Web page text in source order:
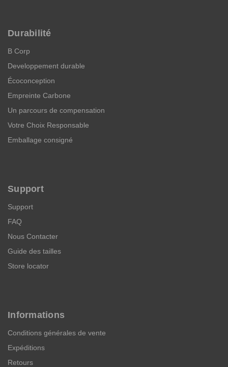
Durabilité
B Corp
Developpement durable
Écoconception
Empreinte Carbone
Un parcours de compensation
Votre Choix Responsable
Emballage consigné
Support
Support
FAQ
Nous Contacter
Guide des tailles
Store locator
Informations
Conditions générales de vente
Expéditions
Retours